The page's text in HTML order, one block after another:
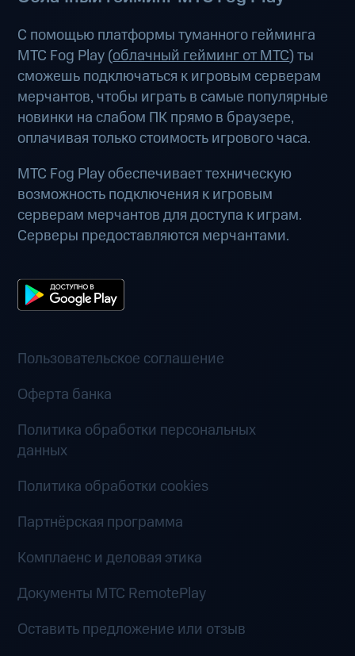
С помощью платформы туманного гейминга
МТС Fog Play (облачный гейминг от МТС) ты
сможешь подключаться к игровым серверам
мерчантов, чтобы играть в самые популярные
новинки на слабом ПК прямо в браузере,
оплачивая только стоимость игрового часа.
МТС Fog Play обеспечивает техническую
возможность подключения к игровым
серверам мерчантов для доступа к играм.
Серверы предоставляются мерчантами.
Пользовательское соглашение
Оферта банка
Политика обработки персональных
данных
Политика обработки cookies
Партнёрская программа
Комплаенс и деловая этика
Документы MTC RemotePlay
Оставить предложение или отзыв